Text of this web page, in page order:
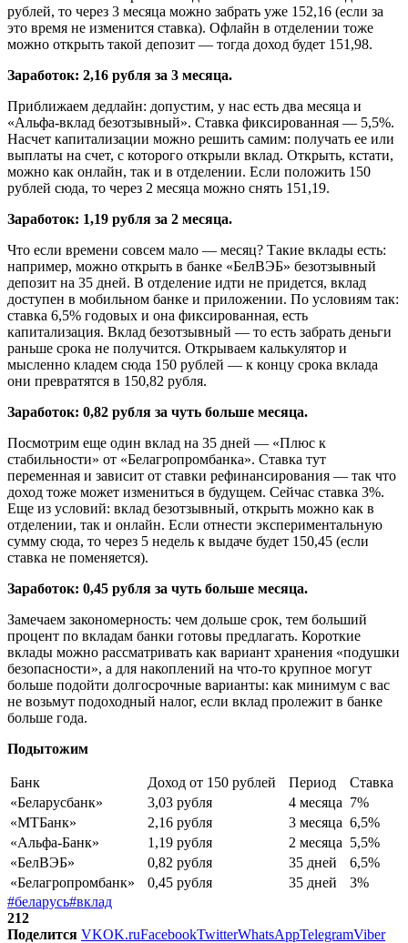
рублей, то через 3 месяца можно забрать уже 152,16 (если за
это время не изменится ставка). Офлайн в отделении тоже
можно открыть такой депозит — тогда доход будет 151,98.
Заработок: 2,16 рубля за 3 месяца.
Приближаем дедлайн: допустим, у нас есть два месяца и
«Альфа-вклад безотзывный». Ставка фиксированная — 5,5%.
Насчет капитализации можно решить самим: получать ее или
выплаты на счет, с которого открыли вклад. Открыть, кстати,
можно как онлайн, так и в отделении. Если положить 150
рублей сюда, то через 2 месяца можно снять 151,19.
Заработок: 1,19 рубля за 2 месяца.
Что если времени совсем мало — месяц? Такие вклады есть:
например, можно открыть в банке «БелВЭБ» безотзывный
депозит на 35 дней. В отделение идти не придется, вклад
доступен в мобильном банке и приложении. По условиям так:
ставка 6,5% годовых и она фиксированная, есть
капитализация. Вклад безотзывный — то есть забрать деньги
раньше срока не получится. Открываем калькулятор и
мысленно кладем сюда 150 рублей — к концу срока вклада
они превратятся в 150,82 рубля.
Заработок: 0,82 рубля за чуть больше месяца.
Посмотрим еще один вклад на 35 дней — «Плюс к
стабильности» от «Белагропромбанка». Ставка тут
переменная и зависит от ставки рефинансирования — так что
доход тоже может измениться в будущем. Сейчас ставка 3%.
Еще из условий: вклад безотзывный, открыть можно как в
отделении, так и онлайн. Если отнести экспериментальную
сумму сюда, то через 5 недель к выдаче будет 150,45 (если
ставка не поменяется).
Заработок: 0,45 рубля за чуть больше месяца.
Замечаем закономерность: чем дольше срок, тем больший
процент по вкладам банки готовы предлагать. Короткие
вклады можно рассматривать как вариант хранения «подушки
безопасности», а для накоплений на что-то крупное могут
больше подойти долгосрочные варианты: как минимум с вас
не возьмут подоходный налог, если вклад пролежит в банке
больше года.
Подытожим
Банк Доход от 150 рублей Период
Ставка
«Беларусбанк»
3,03 рубля 4 месяца 7%
«МТБанк»
2,16 рубля 3 месяца 6,5%
«Альфа-Банк»
1,19 рубля 2 месяца 5,5%
«БелВЭБ»
0,82 рубля 35 дней
6,5%
«Белагропромбанк»
0,45 рубля 35 дней
3%
#беларусь#вклад
212
Поделится VKOK.ruFacebookTwitterWhatsAppTelegramViber